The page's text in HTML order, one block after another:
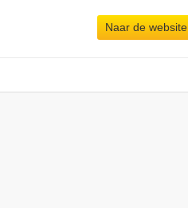
Naar de website